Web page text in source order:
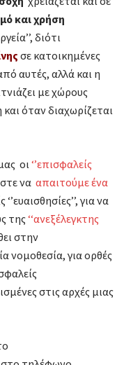
και χρήση
διότι
σε κατοικημένες
αυτές, αλλά και η
με χώρους
όταν διαχωρίζεται
οι‘’επισφαλείς
να απαιτούμε ένα
για να
της‘‘ανεξέλεγκτης
στην
νομοθεσία, για ορθές
στις αρχές μιας